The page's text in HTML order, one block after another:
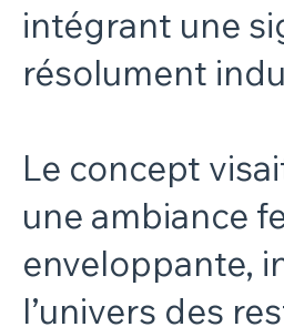
intégrant une
résolument
Le concept
une ambiance
enveloppante,
l’univers des